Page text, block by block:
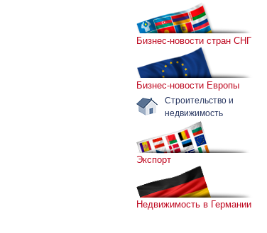
Бизнес-новости стран СНГ
Бизнес-новости Европы
Строительство и
недвижимость
Экспорт
Недвижимость в Германии